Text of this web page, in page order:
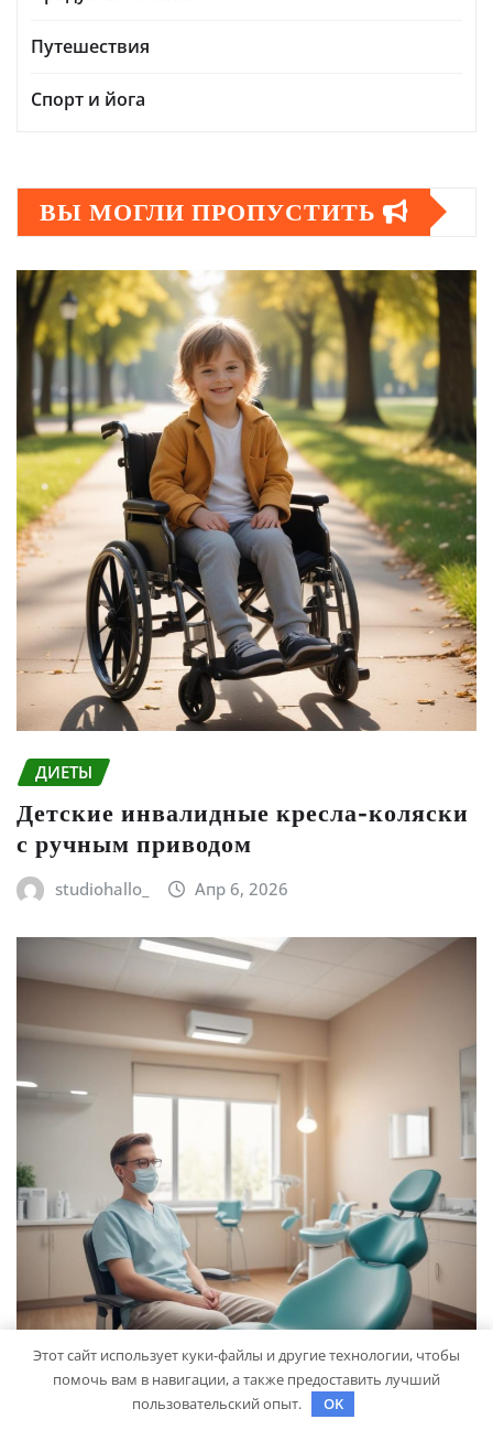
Путешествия
Спорт и йога
ВЫ МОГЛИ ПРОПУСТИТЬ
ДИЕТЫ
Детские инвалидные кресла-коляски
с ручным приводом
studiohallo_ Апр 6, 2026
Этот сайт использует куки-файлы и другие технологии, чтобы
помочь вам в навигации, а также предоставить лучший
пользовательский опыт.
OK